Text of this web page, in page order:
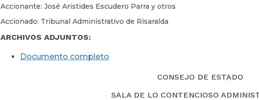
Accionante: José Aristides Escudero Parra y otros
Accionado: Tribunal Administrativo de Risaralda
ARCHIVOS ADJUNTOS:
Documento completo
CONSEJO DE ESTADO
SALA DE LO CONTENCIOSO